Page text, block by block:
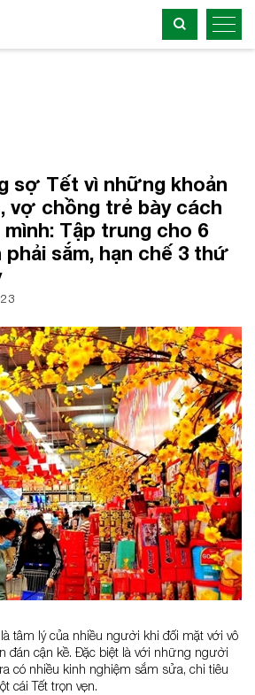
sợ Tết vì những khoản
vợ chồng trẻ bày cách
Tập trung cho 6
sắm, hạn chế 3 thứ
tâm lý của nhiều người khi đối mặt với vô
đán cận kề. Đặc biệt là với những người
có nhiều kinh nghiệm sắm sửa, chi tiêu
cái Tết trọn vẹn.